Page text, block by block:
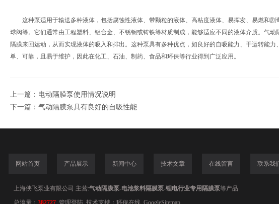
这种泵适用于输送多种液体，包括腐蚀性液体、带颗粒的液体、高粘度液体、易挥发、易燃和剧
球阀等。它们通常由工程塑料、铝合金、不锈钢或铸铁等材质制成，能够适应不同的液体介质。气
隔膜来回运动，从而实现液体的吸入和排出。这种泵具有多种优点，如良好的自吸能力、干运转能
单、可靠，且易于维护，因此在化工、石油、制药、食品和环保等行业得到广泛应用。
上一篇： 电动隔膜泵使用情况说明
下一篇： 气动隔膜泵具有良好的自吸性能
网站首页 产品展示 新闻中心 技术文章 在线留言 联系我
上海侠飞泵业有限公司 主营:气动隔膜泵-电池浆料隔膜泵-锂电行业专用隔膜泵等产品
总流量： 382727 管理登陆 技术支持： 环保在线 GoogleSitemap